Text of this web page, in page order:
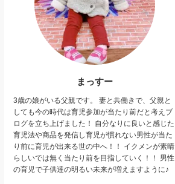
まっすー
3歳の娘がいる父親です。 妻と共働きで、父親と
しても今の時代は育児参加が当たり前だと考えブ
ログを立ち上げました！ 自分なりに良いと感じた
育児法や商品を発信し育児が慣れない男性が当た
り前に育児が出来る世の中へ！！ イクメンが素晴
らしいでは無く当たり前を目指していく！！ 男性
の育児で子供達の明るい未来が増えますように♪